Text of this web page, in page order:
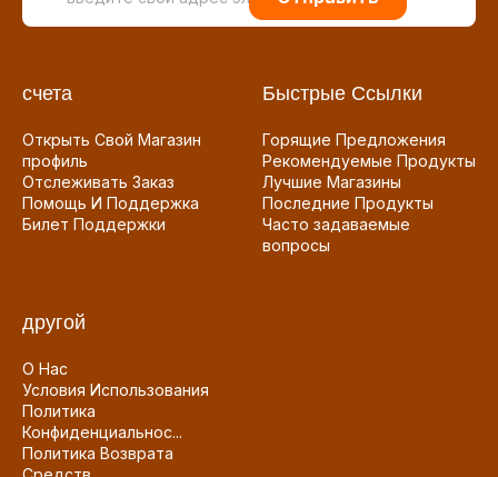
счета
Открыть Свой Магазин
профиль
Отслеживать Заказ
Помощь И Поддержка
Билет Поддержки
Быстрые Ссылки
Горящие Предложения
Рекомендуемые Продукты
Лучшие Магазины
Последние Продукты
Часто задаваемые
вопросы
другой
О Нас
Условия Использования
Политика
Конфиденциальнос...
Политика Возврата